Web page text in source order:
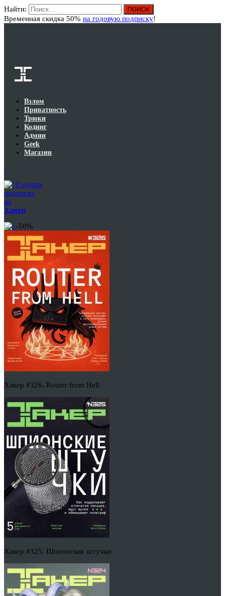
Найти:
Временная скидка 50% на годовую подписку!
Взлом
Приватность
Трюки
Кодинг
Админ
Geek
Магазин
Годовая
подписка
на
Хакер
-50%
Хакер #326. Router from Hell
Хакер #325. Шпионские штучки